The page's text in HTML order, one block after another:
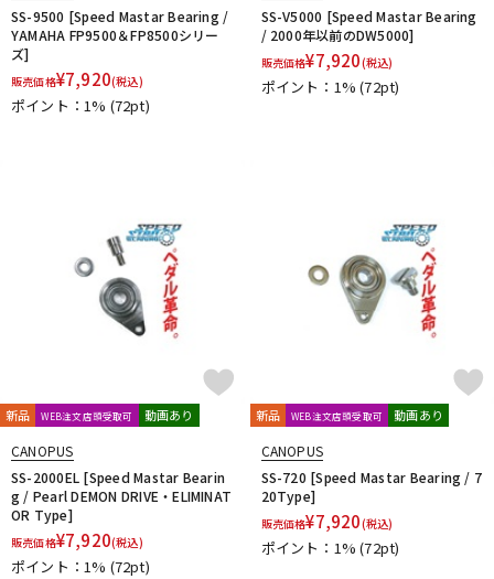
SS-9500 [Speed Mastar Bearing /
YAMAHA FP9500＆FP8500シリー
ズ]
販売価格¥7,920(税込)
ポイント：1% (72pt)
SS-V5000 [Speed Mastar Bearing
/ 2000年以前のDW5000]
販売価格¥7,920(税込)
ポイント：1%(72pt)
新品 WEB注文店頭受取可 動画あり
CANOPUS
SS-2000EL [Speed Mastar Bearin
g / Pearl DEMON DRIVE・ELIMINAT
OR Type]
販売価格¥7,920(税込)
ポイント：1% (72pt)
新品 WEB注文店頭受取可 動画あり
CANOPUS
SS-720 [Speed Mastar Bearing / 7
20Type]
販売価格¥7,920(税込)
ポイント：1%(72pt)